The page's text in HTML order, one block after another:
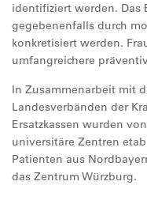
identifiziert werden. Das
gegebenenfalls durch
konkretisiert werden.
umfangreichere
In Zusammenarbeit mit
Landesverbänden der
Ersatzkassen wurden
universitäre Zentren
Patienten aus
das Zentrum Würzburg.